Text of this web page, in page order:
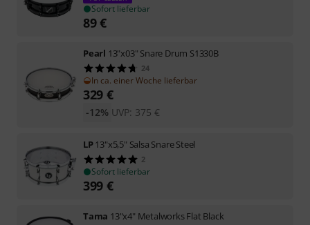
Sofort lieferbar
89€
Pearl 13"x03" Snare Drum S1330B
24
In ca. einer Woche lieferbar
329 €
UVP: 375 €
-12%
LP13"x5,5" Salsa Snare Steel
2
Sofort lieferbar
399 €
Tama 13"x4" Metalworks Flat Black